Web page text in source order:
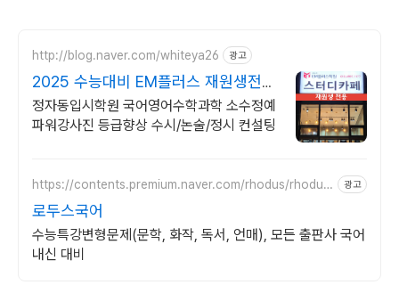
http://blog.naver.com/whiteya26 광고
2025 수능대비 EM플러스 재원생전용
스터디카페
정자동입시학원 국어영어수학과학 소수정예
파워강사진 등급향상 수시/논술/정시 컨설팅
https://contents.premium.naver.com/rhodus/rhodus
광고
로두스국어
수능특강변형문제(문학, 화작, 독서, 언매), 모든 출판사 국어
내신 대비